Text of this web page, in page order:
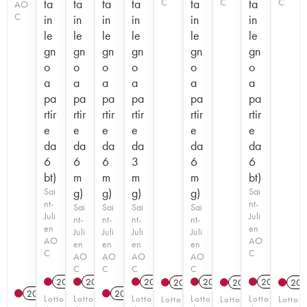
AO
C
2021
ta
in
le
gn
o
a
pa
rtir
e
da
6
bt)
Sai
nt-
Juli
en
AO
C
2019 T
Lotto
ta
in
le
gn
o
a
pa
rtir
e
da
6
m
g)
Sai
nt-
Juli
en
AO
C
2022
Lotto
ta
in
le
gn
o
a
pa
rtir
e
da
6
m
g)
Sai
nt-
Juli
en
AO
C
2019
ta
in
le
gn
o
a
pa
rtir
e
da
3
m
g)
Sai
nt-
Juli
en
AO
C
2021 T
Lotto
2014 T
Lotto
ta
in
le
gn
o
a
pa
rtir
e
da
6
m
g)
Sai
nt-
Juli
en
AO
C
2020 T
Lotto
2014 T
Lotto
ta
in
le
gn
o
a
pa
rtir
e
da
6
bt)
Sai
nt-
Juli
en
AO
C
2021 T
Lotto
Lotto